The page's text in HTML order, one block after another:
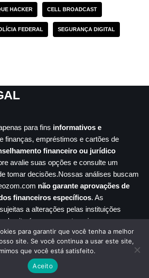
HACKER CELL BROADCAST
FEDERAL SEGURANÇA DIGITAL
para fins informativos e
finanças, empréstimos e cartões de
financeiro ou jurídico
avalie suas opções e consulte um
tomar decisões.Nossas análises buscam
não garante aprovações de
financeiros específicos. As
a alterações pelas instituições
do site é por sua conta e risco.
Contato
Sobre nós
Política Privacidade
| Movido aWordPress
para garantir que você tenha a melhor
site. Se você continua a usar este site,
que você está satisfeito.
Aceito